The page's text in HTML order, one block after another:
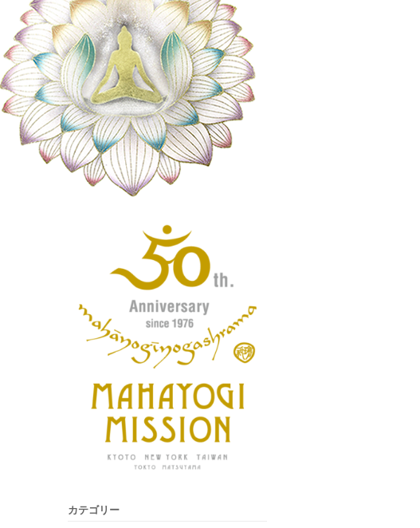
カテゴリー